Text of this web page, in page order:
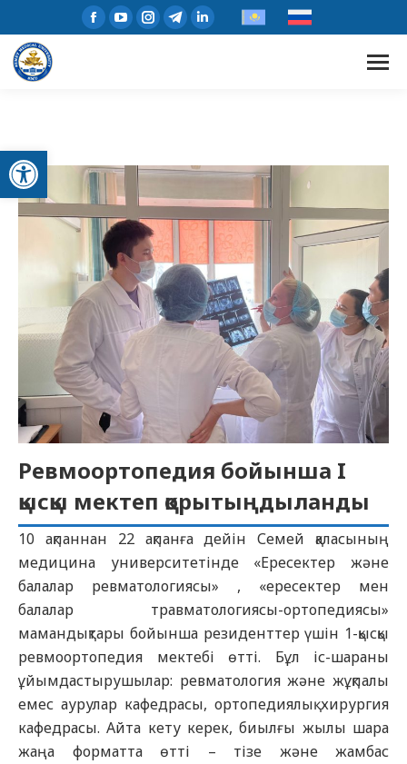
Open toolbar
Ревмоортопедия бойынша I
қысқы мектеп қорытыңдыланды
10 ақпаннан 22 ақпанға дейін Семей қаласының
медицина университетінде «Ересектер және
балалар ревматологиясы» , «ересектер мен
балалар травматологиясы-ортопедиясы»
мамандықтары бойынша резиденттер үшін 1-қысқы
ревмоортопедия мектебі өтті. Бұл іс-шараны
ұйымдастырушылар: ревматология және жұқпалы
емес аурулар кафедрасы, ортопедиялық хирургия
кафедрасы. Айта кету керек, биылғы жылы шара
жаңа форматта өтті – тізе және жамбас